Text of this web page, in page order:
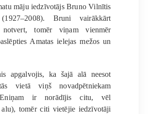
māju iedzīvotājs Bruno Vilnītis
Bruni vairākkārt
notvert, tomēr viņam vienmēr
Amatas ielejas mežos un
apgalvojis, ka šajā alā neesot
vietā viņš novadpētniekam
ir norādījis citu, vēl
alu), tomēr citi vietējie iedzīvotāji